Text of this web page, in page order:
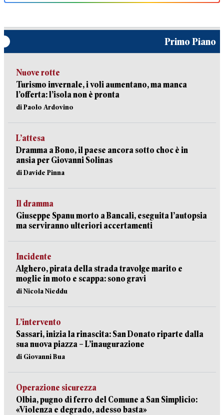
Primo Piano
Nuove rotte
Turismo invernale, i voli aumentano, ma manca
l’offerta: l’isola non è pronta
di Paolo Ardovino
L’attesa
Dramma a Bono, il paese ancora sotto choc è in
ansia per Giovanni Solinas
di Davide Pinna
Il dramma
Giuseppe Spanu morto a Bancali, eseguita l’autopsia
ma serviranno ulteriori accertamenti
Incidente
Alghero, pirata della strada travolge marito e
moglie in moto e scappa: sono gravi
di Nicola Nieddu
L’intervento
Sassari, inizia la rinascita: San Donato riparte dalla
sua nuova piazza – L’inaugurazione
di Giovanni Bua
Operazione sicurezza
Olbia, pugno di ferro del Comune a San Simplicio:
«Violenza e degrado, adesso basta»